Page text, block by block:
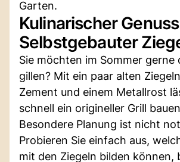
Garten.
Kulinarischer
Selbstgebauter
Sie möchten im Sommer gerne
gillen? Mit ein paar alten
Zement und einem Metallrost
schnell ein origineller Grill
Besondere Planung ist nicht
Probieren Sie einfach aus,
mit den Ziegeln bilden können,